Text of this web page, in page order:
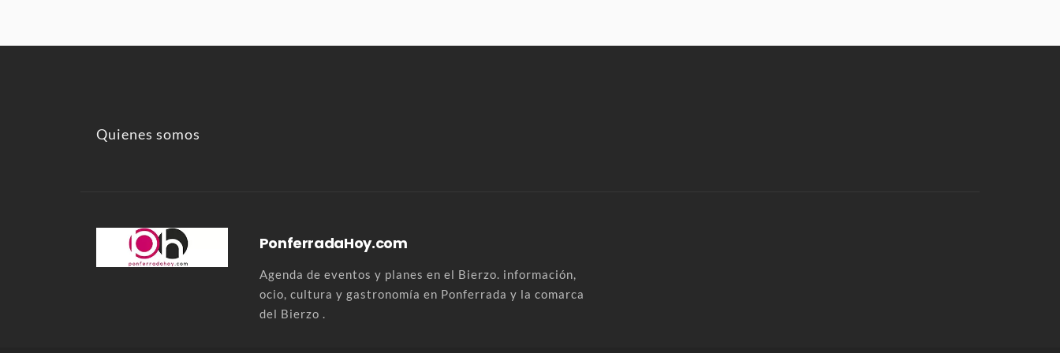
Quienes somos
PonferradaHoy.com
Agenda de eventos y planes en el Bierzo. información,
ocio, cultura y gastronomía en Ponferrada y la comarca
del Bierzo .